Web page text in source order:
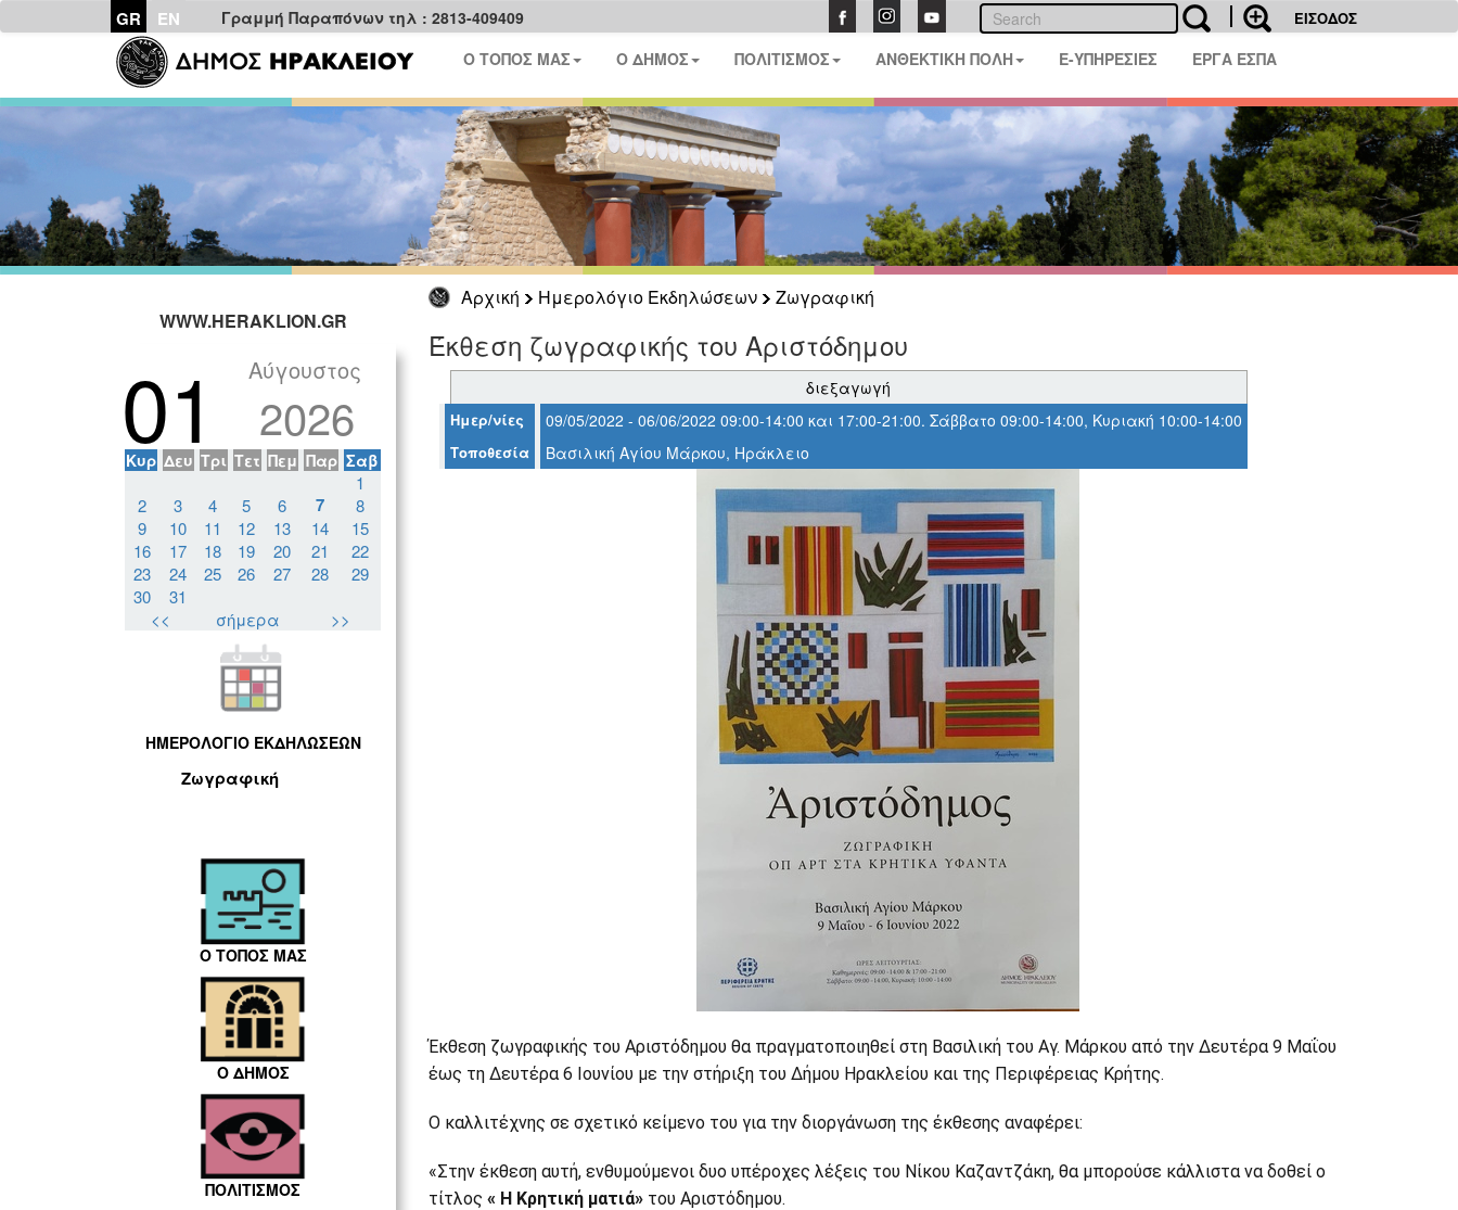
GR EN Γραμμή Παραπόνων τηλ : 2813-409409 ΕΙΣΟΔΟΣ
Ο ΤΟΠΟΣ ΜΑΣ Ο ΔΗΜΟΣ ΠΟΛΙΤΙΣΜΟΣ ΑΝΘΕΚΤΙΚΗ ΠΟΛΗ E-ΥΠΗΡΕΣΙΕΣ ΕΡΓΑ ΕΣΠΑ
Αρχική Ημερολόγιο Εκδηλώσεων
Ζωγραφική
WWW.HERAKLION.GR
01 Αύγουστος
2026
Κυρ Δευ Τρι Τετ Πεμ Παρ Σαβ
1
2
3 4 5 6 7
8
9
10 11 12 13 14
15
16
17 18 19 20 21
22
23
24 25 26 27 28
29
30
31
<<
σήμερα >>
ΗΜΕΡΟΛΟΓΙΟ ΕΚΔΗΛΩΣΕΩΝ
Ζωγραφική
Ο ΤΟΠΟΣ ΜΑΣ
Ο ΔΗΜΟΣ
ΠΟΛΙΤΙΣΜΟΣ
Έκθεση ζωγραφικής του Αριστόδημου
διεξαγωγή
Ημερ/νίες 09/05/2022 - 06/06/2022 09:00-14:00 και 17:00-21:00. Σάββατο 09:00-14:00, Κυριακή 10:00-14:00
Τοποθεσία Βασιλική Αγίου Μάρκου, Ηράκλειο
Έκθεση ζωγραφικής του Αριστόδημου θα πραγματοποιηθεί στη Βασιλική του Αγ. Μάρκου από την Δευτέρα 9 Μαΐου
έως τη Δευτέρα 6 Ιουνίου με την στήριξη του Δήμου Ηρακλείου και της Περιφέρειας Κρήτης.
Ο καλλιτέχνης σε σχετικό κείμενο του για την διοργάνωση της έκθεσης αναφέρει:
Ο καλλιτέχνης σε σχετικό
κείμενο του για την
«Στην έκθεση αυτή, ενθυμούμενοι δυo υπέροχες λέξεις του Νίκου Καζαντζάκη, θα μπορούσε κάλλιστα να δοθεί ο
τίτλος « Η Κρητική ματιά»του Αριστόδημου.